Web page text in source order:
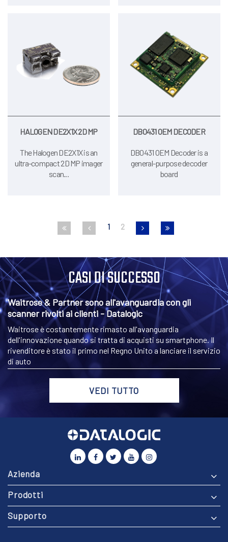
HALOGEN DE2X1X 2D MP
The Halogen DE2X1X is an
ultra-compact 2D MP imager
scan...
DB0431 OEM DECODER
DB0431 OEM Decoder is a
general-purpose decoder
board
1 2
CASI DI SUCCESSO
Waitrose & Partner sono all'avanguardia con gli
scanner rivolti ai clienti - Datalogic
Waitrose è costantemente rimasto all'avanguardia
dell'innovazione quando si tratta di acquisti su smartphone. Il
rivenditore è stato il primo nel Regno Unito a lanciare il servizio
di auto
VEDI TUTTO
Azienda
Prodotti
Supporto